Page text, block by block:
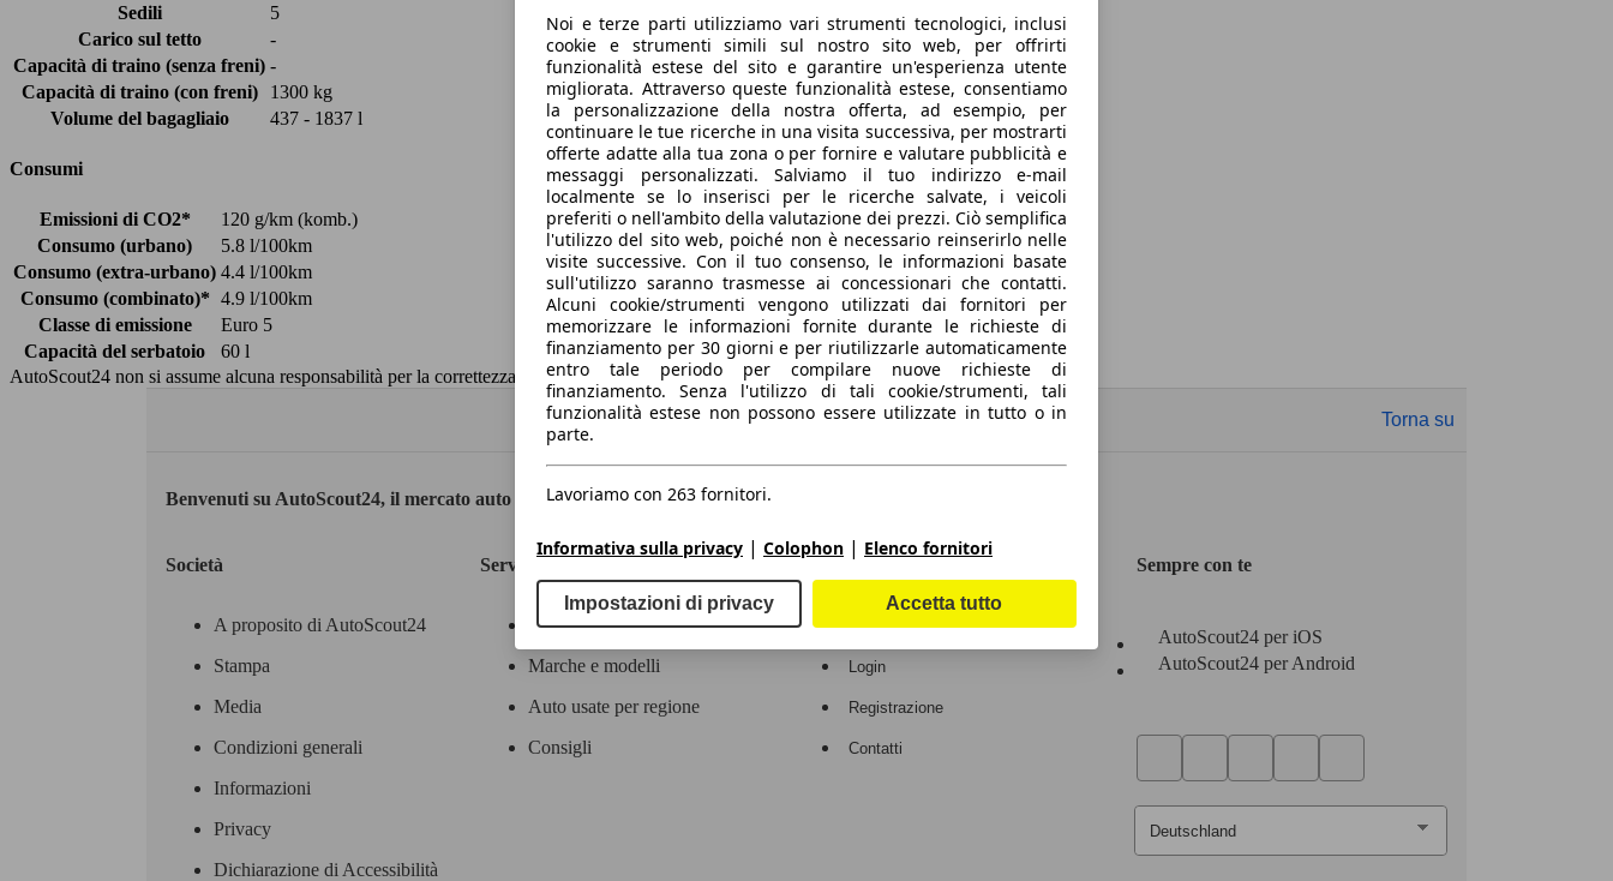
Sedili
5
Carico sul tetto
-
Capacità di traino (senza freni) -
Capacità di traino (con freni)
1300 kg
Volume del bagagliaio
437 - 1837 l
Consumi
Emissioni di CO2*
120 g/km (komb.)
Consumo (urbano)
5.8 l/100km
Consumo (extra-urbano) 4.4 l/100km
Consumo (combinato)* 4.9 l/100km
Classe di emissione
Euro 5
Capacità del serbatoio
60 l
AutoScout24 non si assume alcuna responsabilità per la correttezza dei dati.
Torna su
Benvenuti su AutoScout24, il mercato auto europeo.
Società
A proposito di AutoScout24
Stampa
Media
Condizioni generali
Informazioni
Privacy
Dichiarazione di Accessibilità
Servizi
Contatti
Marche e modelli
Auto usate per regione
Consigli
Area rivenditori
Servizi per i dealer
Login
Registrazione
Contatti
Sempre con te
AutoScout24 per iOS
AutoScout24 per Android
Noi e terze parti utilizziamo vari strumenti tecnologici, inclusi
cookie e strumenti simili sul nostro sito web, per offrirti
funzionalità estese del sito e garantire un'esperienza utente
migliorata. Attraverso queste funzionalità estese, consentiamo
la personalizzazione della nostra offerta, ad esempio, per
continuare le tue ricerche in una visita successiva, per mostrarti
offerte adatte alla tua zona o per fornire e valutare pubblicità e
messaggi personalizzati. Salviamo il tuo indirizzo e-mail
localmente se lo inserisci per le ricerche salvate, i veicoli
preferiti o nell'ambito della valutazione dei prezzi. Ciò semplifica
l'utilizzo del sito web, poiché non è necessario reinserirlo nelle
visite successive. Con il tuo consenso, le informazioni basate
sull'utilizzo saranno trasmesse ai concessionari che contatti.
Alcuni cookie/strumenti vengono utilizzati dai fornitori per
memorizzare le informazioni fornite durante le richieste di
finanziamento per 30 giorni e per riutilizzarle automaticamente
entro tale periodo per compilare nuove richieste di
finanziamento. Senza l'utilizzo di tali cookie/strumenti, tali
funzionalità estese non possono essere utilizzate in tutto o in
parte.
Lavoriamo con 263 fornitori.
Informativa sulla privacy | Colophon | Elenco fornitori
Impostazioni di privacy Accetta tutto